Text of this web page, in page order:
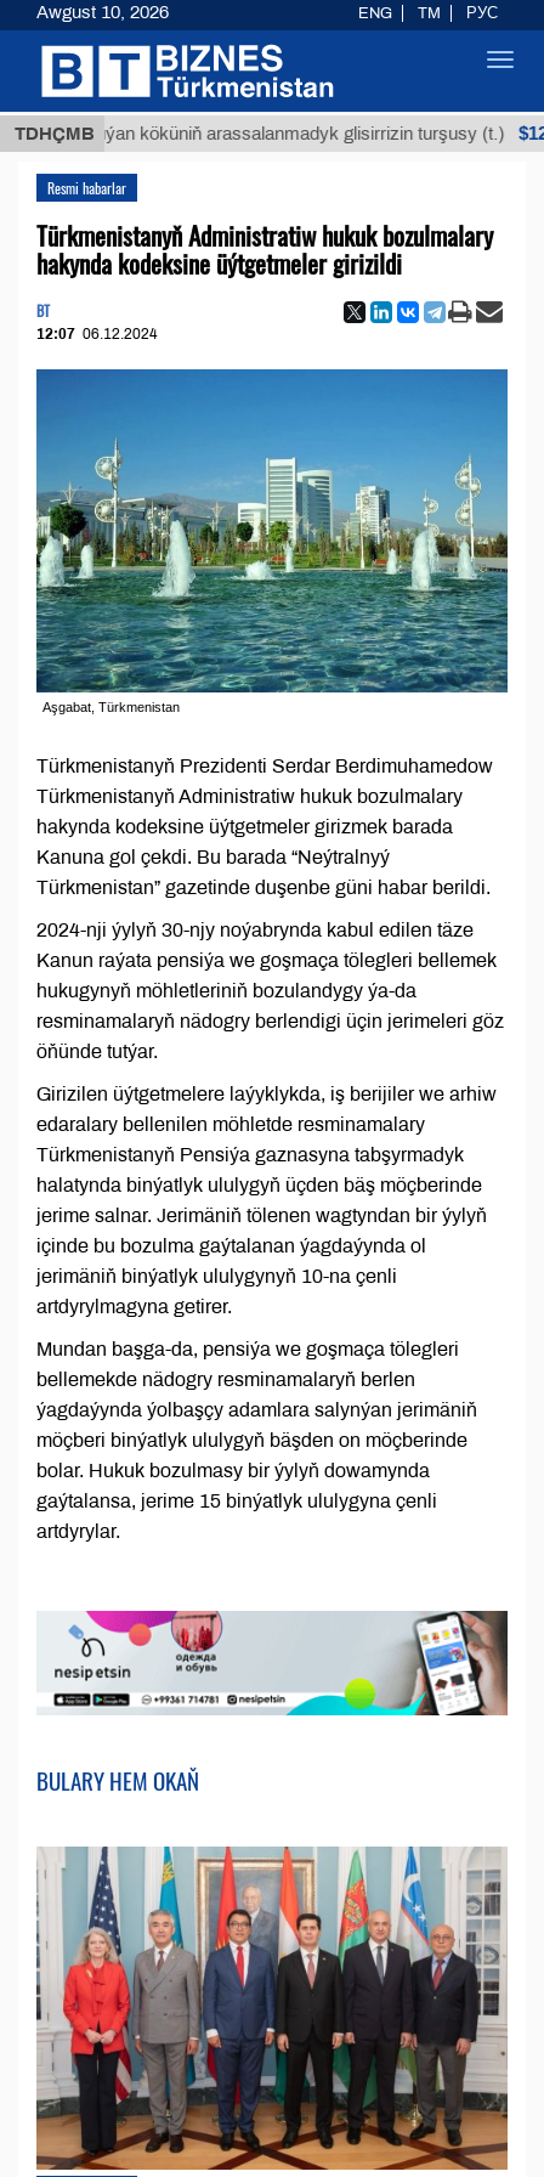
TDHÇMB
Buýan köküniň arassalanmadyk glisirrizin turşusy (t.)
Resmi habarlar
Türkmenistanyň Administratiw hukuk bozulmalary
hakynda kodeksine üýtgetmeler girizildi
BT
12:07 06.12.2024
Aşgabat, Türkmenistan
Türkmenistanyň Prezidenti Serdar Berdimuhamedow
Türkmenistanyň Administratiw hukuk bozulmalary
hakynda kodeksine üýtgetmeler girizmek barada
Kanuna gol çekdi. Bu barada “Neýtralnyý
Türkmenistan” gazetinde duşenbe güni habar berildi.
2024-nji ýylyň 30-njy noýabrynda kabul edilen täze
Kanun raýata pensiýa we goşmaça tölegleri bellemek
hukugynyň möhletleriniň bozulandygy ýa-da
resminamalaryň nädogry berlendigi üçin jerimeleri göz
öňünde tutýar.
Girizilen üýtgetmelere laýyklykda, iş berijiler we arhiw
edaralary bellenilen möhletde resminamalary
Türkmenistanyň Pensiýa gaznasyna tabşyrmadyk
halatynda binýatlyk ululygyň üçden bäş möçberinde
jerime salnar. Jerimäniň tölenen wagtyndan bir ýylyň
içinde bu bozulma gaýtalanan ýagdaýynda ol
jerimäniň binýatlyk ululygynyň 10-na çenli
artdyrylmagyna getirer.
Mundan başga-da, pensiýa we goşmaça tölegleri
bellemekde nädogry resminamalaryň berlen
ýagdaýynda ýolbaşçy adamlara salynýan jerimäniň
möçberi binýatlyk ululygyň bäşden on möçberinde
bolar. Hukuk bozulmasy bir ýylyň dowamynda
gaýtalansa, jerime 15 binýatlyk ululygyna çenli
artdyrylar.
BULARY HEM OKAŇ
Awgust 10, 2026 ENG TM РУС